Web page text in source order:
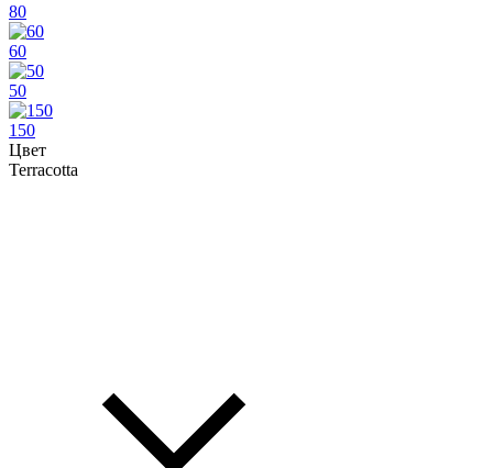
80
60
50
150
Цвет
Terracotta